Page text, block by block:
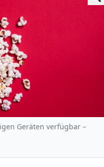
Geräten verfügbar –